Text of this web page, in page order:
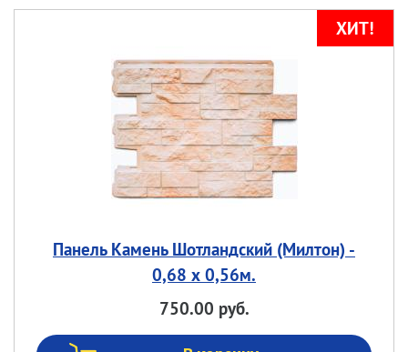
Панель Камень Шотландский (Милтон) -
0,68 х 0,56м.
750.00 руб.